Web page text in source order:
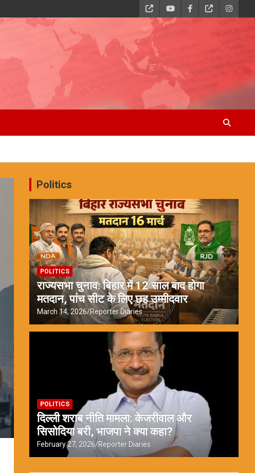
Politics
POLITICS
राज्यसभा चुनाव: बिहार में 12 साल बाद होगा
मतदान, पांच सीट के लिए छह उम्मीदवार
March 14, 2026 Reporter Diaries
POLITICS
दिल्ली शराब नीति मामला: केजरीवाल और
सिसोदिया बरी, भाजपा ने क्या कहा?
February 27, 2026 Reporter Diaries